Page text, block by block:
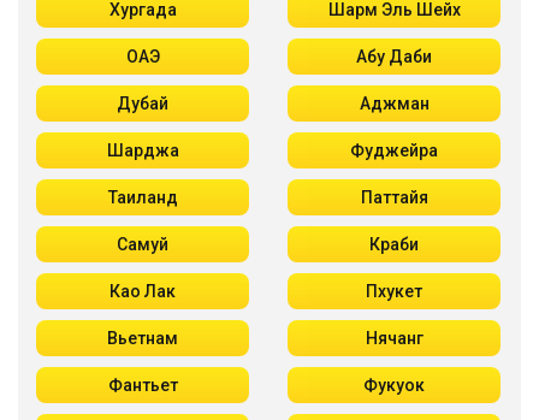
Хургада Шарм Эль Шейх
ОАЭ Абу Даби
Дубай Аджман
Шарджа Фуджейра
Таиланд Паттайя
Самуй Краби
Као Лак Пхукет
Вьетнам Нячанг
Фантьет Фукуок